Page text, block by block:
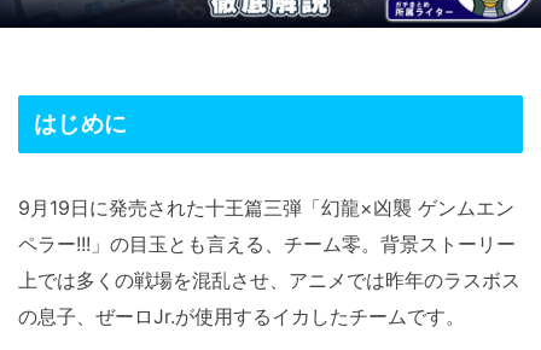
はじめに
9月19日に発売された十王篇三弾「幻龍×凶襲 ゲンムエン
ペラー!!!」の目玉とも言える、チーム零。背景ストーリー
上では多くの戦場を混乱させ、アニメでは昨年のラスボス
の息子、ぜーロJr.が使用するイカしたチームです。